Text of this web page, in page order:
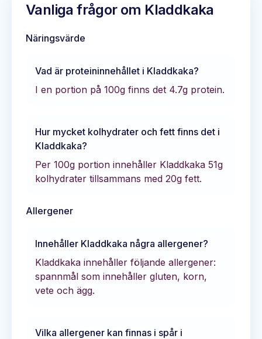
Vanliga frågor om Kladdkaka
Näringsvärde
Vad är proteininnehållet i Kladdkaka?
I en portion på 100g finns det 4.7g protein.
Hur mycket kolhydrater och fett finns det i
Kladdkaka?
Per 100g portion innehåller Kladdkaka 51g
kolhydrater tillsammans med 20g fett.
Allergener
Innehåller Kladdkaka några allergener?
Kladdkaka innehåller följande allergener:
spannmål som innehåller gluten, korn,
vete och ägg.
Vilka allergener kan finnas i spår i